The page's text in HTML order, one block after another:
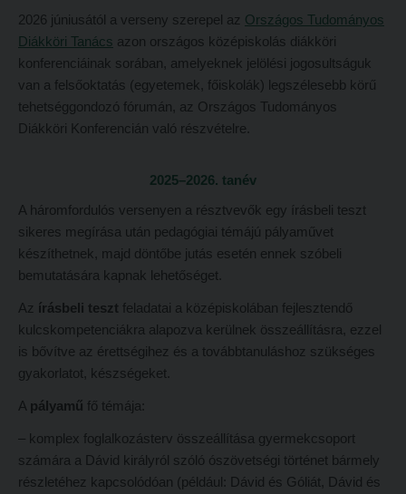
Református Pedagógiai Intézet
OKTATÁS
Képzéseink
Képzési helyszínek
Marosvásárhelyi képzési hely
Kecskeméti képzési hely
Mintatantervek
Gyakorlati képzés
KUTATÁS
Kari kutatócsoportok
Tehetséggondozás
Tudományos diákköri tevékenység
PedKaszt – Bethlen-pályázat
Rektori utasítások
Nemzetközi mobilitás
Történeti áttekintés
Református Pedagógiai Intézet
OKTATÁS
Képzéseink
Képzési helyszínek
Nagykőrösi képzési hely
Budapesti képzési hely
Marosvásárhelyi képzési hely
Kecskeméti képzési hely
Mintatantervek
2026 júniusától a verseny szerepel az Országos Tudományos
Diákköri Tanács azon országos középiskolás diákköri
konferenciáinak sorában, amelyeknek jelölési jogosultságuk
van a felsőoktatás (egyetemek, főiskolák) legszélesebb körű
tehetséggondozó fórumán, az Országos Tudományos
Diákköri Konferencián való részvételre.
2025–2026. tanév
A háromfordulós versenyen a résztvevők egy írásbeli teszt
sikeres megírása után pedagógiai témájú pályaművet
készíthetnek, majd döntőbe jutás esetén ennek szóbeli
bemutatására kapnak lehetőséget.
Az írásbeli teszt feladatai a középiskolában fejlesztendő
kulcskompetenciákra alapozva kerülnek összeállításra, ezzel
is bővítve az érettségihez és a továbbtanuláshoz szükséges
gyakorlatot, készségeket.
A pályamű fő témája:
– komplex foglalkozásterv összeállítása gyermekcsoport
számára a Dávid királyról szóló ószövetségi történet bármely
részletéhez kapcsolódóan (például: Dávid és Góliát, Dávid és